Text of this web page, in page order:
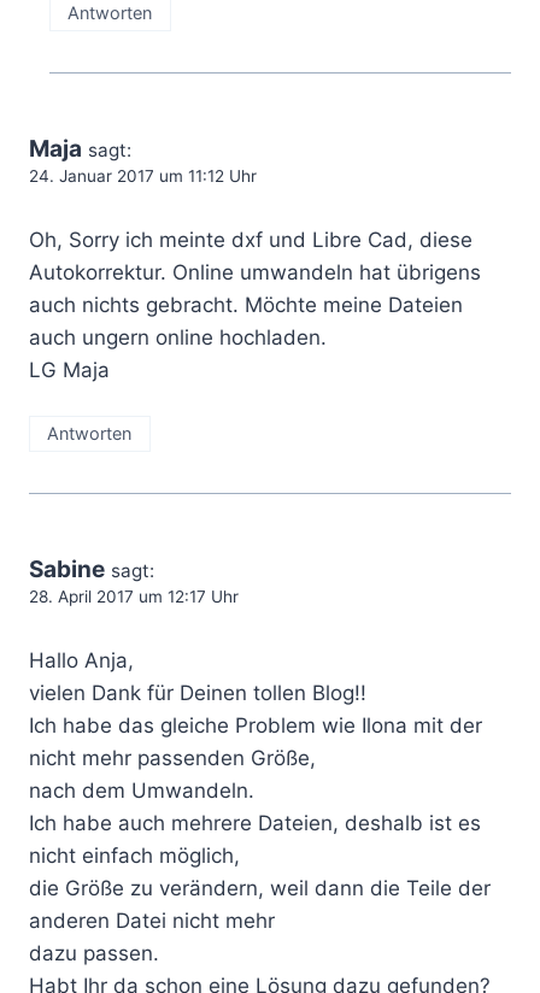
Antworten
Maja sagt:
24. Januar 2017 um 11:12 Uhr
Oh, Sorry ich meinte dxf und Libre Cad, diese
Autokorrektur. Online umwandeln hat übrigens
auch nichts gebracht. Möchte meine Dateien
auch ungern online hochladen.
LG Maja
Antworten
Sabine sagt:
28. April 2017 um 12:17 Uhr
Hallo Anja,
vielen Dank für Deinen tollen Blog!!
Ich habe das gleiche Problem wie Ilona mit der
nicht mehr passenden Größe,
nach dem Umwandeln.
Ich habe auch mehrere Dateien, deshalb ist es
nicht einfach möglich,
die Größe zu verändern, weil dann die Teile der
anderen Datei nicht mehr
dazu passen.
Habt Ihr da schon eine Lösung dazu gefunden?